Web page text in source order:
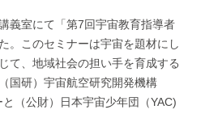
義室にて「第7回宇宙教育指導者
。このセミナーは宇宙を題材にし
て、地域社会の担い手を育成する
国研）宇宙航空研究開発機構
と（公財）日本宇宙少年団（YAC)